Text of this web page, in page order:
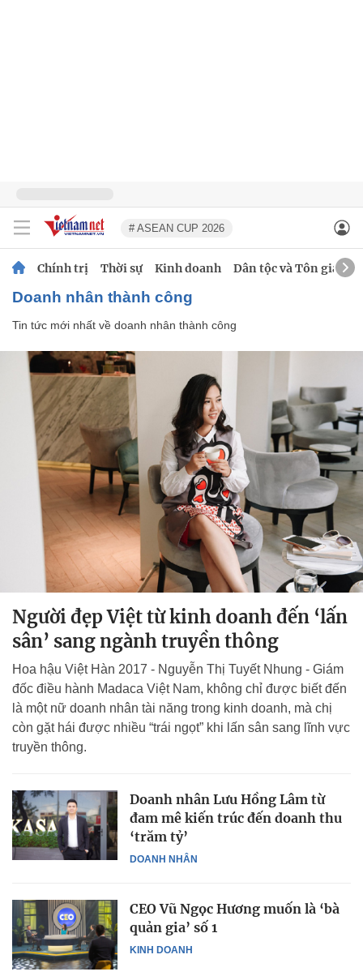
# ASEAN CUP 2026
Chính trị Thời sự Kinh doanh Dân tộc và Tôn giáo
doanh nhân thành công
Tin tức mới nhất về doanh nhân thành công
Người đẹp Việt từ kinh doanh đến ‘lấn
sân’ sang ngành truyền thông
Hoa hậu Việt Hàn 2017 - Nguyễn Thị Tuyết Nhung - Giám
đốc điều hành Madaca Việt Nam, không chỉ được biết đến
là một nữ doanh nhân tài năng trong kinh doanh, mà chị
còn gặt hái được nhiều “trái ngọt” khi lấn sân sang lĩnh vực
truyền thông.
DOANH NHÂN
Doanh nhân Lưu Hồng Lâm từ
đam mê kiến trúc đến doanh thu
‘trăm tỷ’
KINH DOANH
CEO Vũ Ngọc Hương muốn là ‘bà
quản gia’ số 1